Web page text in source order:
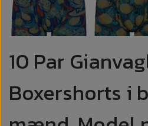
10 Par
Boxershorts i